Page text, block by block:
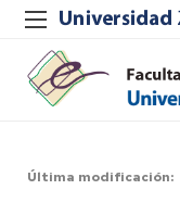
Última modificación